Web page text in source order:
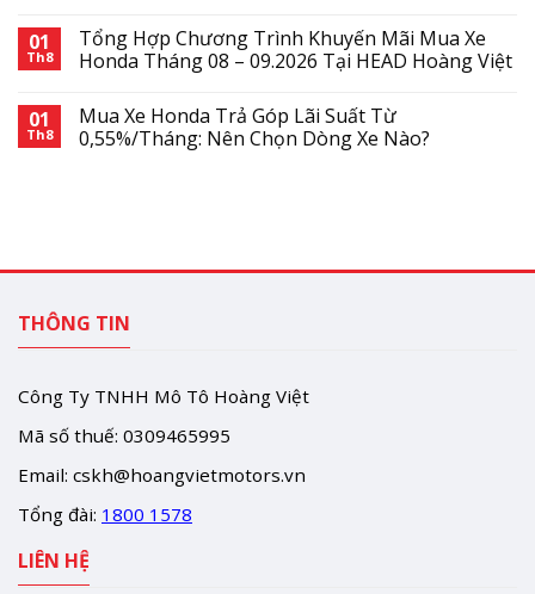
01
Th8
Tổng Hợp Chương Trình Khuyến Mãi Mua Xe
Honda Tháng 08 – 09.2026 Tại HEAD Hoàng Việt
01
Th8
Mua Xe Honda Trả Góp Lãi Suất Từ
0,55%/Tháng: Nên Chọn Dòng Xe Nào?
THÔNG TIN
Công Ty TNHH Mô Tô Hoàng Việt
Mã số thuế: 0309465995
Email: cskh@hoangvietmotors.vn
Tổng đài: 1800 1578
LIÊN HỆ